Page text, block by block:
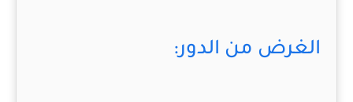
الغرض من الدور: